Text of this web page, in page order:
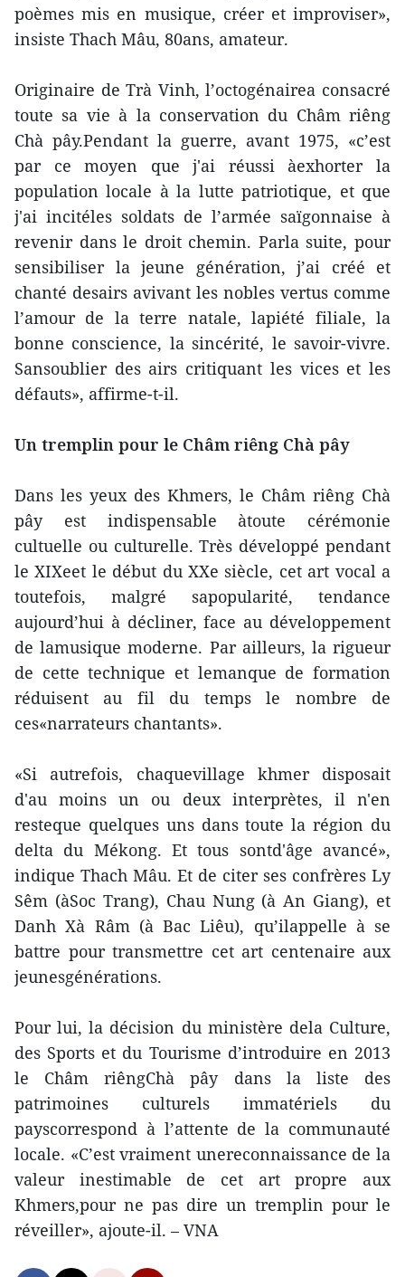
poèmes mis en musique, créer et improviser»,
insiste Thach Mâu, 80ans, amateur.
Originaire de Trà Vinh, l’octogénairea consacré
toute sa vie à la conservation du Châm riêng
Chà pây.Pendant la guerre, avant 1975, «c’est
par ce moyen que j'ai réussi àexhorter la
population locale à la lutte patriotique, et que
j'ai incitéles soldats de l’armée saïgonnaise à
revenir dans le droit chemin. Parla suite, pour
sensibiliser la jeune génération, j’ai créé et
chanté desairs avivant les nobles vertus comme
l’amour de la terre natale, lapiété filiale, la
bonne conscience, la sincérité, le savoir-vivre.
Sansoublier des airs critiquant les vices et les
défauts», affirme-t-il.
Un tremplin pour le Châm riêng Chà pây
Dans les yeux des Khmers, le Châm riêng Chà
pây est indispensable àtoute cérémonie
cultuelle ou culturelle. Très développé pendant
le XIXeet le début du XXe siècle, cet art vocal a
toutefois, malgré sapopularité, tendance
aujourd’hui à décliner, face au développement
de lamusique moderne. Par ailleurs, la rigueur
de cette technique et lemanque de formation
réduisent au fil du temps le nombre de
ces«narrateurs chantants».
«Si autrefois, chaquevillage khmer disposait
d'au moins un ou deux interprètes, il n'en
resteque quelques uns dans toute la région du
delta du Mékong. Et tous sontd'âge avancé»,
indique Thach Mâu. Et de citer ses confrères Ly
Sêm (àSoc Trang), Chau Nung (à An Giang), et
Danh Xà Râm (à Bac Liêu), qu’ilappelle à se
battre pour transmettre cet art centenaire aux
jeunesgénérations.
Pour lui, la décision du ministère dela Culture,
des Sports et du Tourisme d’introduire en 2013
le Châm riêngChà pây dans la liste des
patrimoines culturels immatériels du
payscorrespond à l’attente de la communauté
locale. «C’est vraiment unereconnaissance de la
valeur inestimable de cet art propre aux
Khmers,pour ne pas dire un tremplin pour le
réveiller», ajoute-il. – VNA